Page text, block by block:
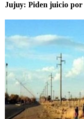
Jujuy: Piden juicio